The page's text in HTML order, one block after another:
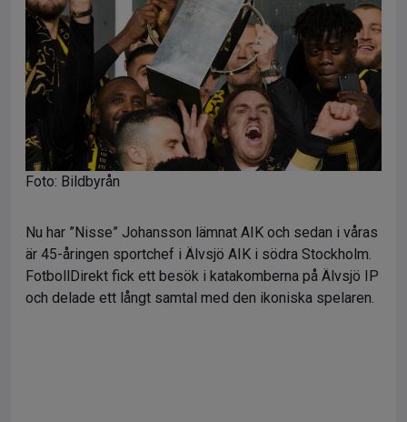
Foto: Bildbyrån
Nu har ”Nisse” Johansson lämnat AIK och sedan i våras
är 45-åringen sportchef i Älvsjö AIK i södra Stockholm.
FotbollDirekt fick ett besök i katakomberna på Älvsjö IP
och delade ett långt samtal med den ikoniska spelaren.